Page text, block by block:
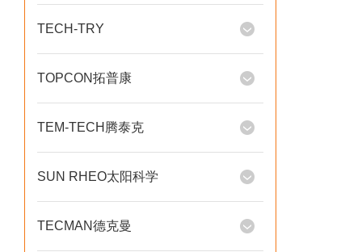
TECH-TRY
TOPCON拓普康
TEM-TECH腾泰克
SUN RHEO太阳科学
TECMAN德克曼